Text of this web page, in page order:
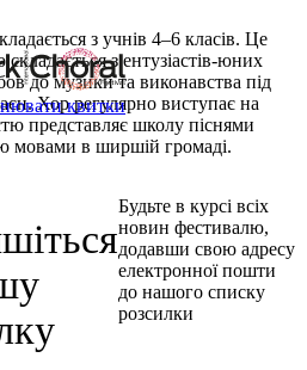
квитки
з учнів 4–6 класів. Це
з ентузіастів-юних
до музики та виконавства під
Хор регулярно виступає на
представляє школу піснями
мовами в ширшій громаді.
Будьте в курсі всіх
новин фестивалю,
додавши свою адресу
електронної пошти
до нашого списку
розсилки